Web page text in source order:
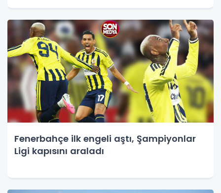
Fenerbahçe ilk engeli aştı, Şampiyonlar
Ligi kapısını araladı